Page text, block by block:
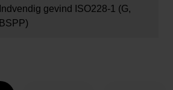
Indvendig gevind ISO228-1 (G,
BSPP)